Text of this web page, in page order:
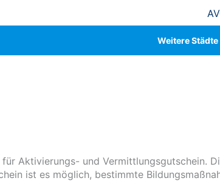
Weitere Städte
Aktivierungs- und Vermittlungsgutschein.
ist es möglich, bestimmte